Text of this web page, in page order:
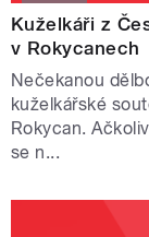
Kuželkáři z
v Rokycanech
Nečekanou
kuželkářské
Rokycan.
se n...